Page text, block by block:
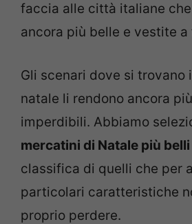
faccia alle città italiane
ancora più belle e vestite a
Gli scenari dove si trovano
natale li rendono ancora
imperdibili. Abbiamo
mercatini di Natale più belli
classifica di quelli che per
particolari caratteristiche
proprio perdere.